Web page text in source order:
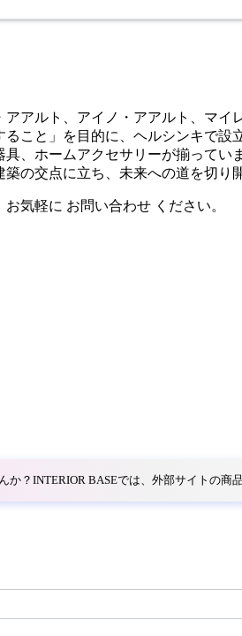
アアルト、アイノ・アアルト、マ
こと」を目的に、ヘルシンキで
、ホームアクセサリーが揃って
の交点に立ち、未来への道を切り
お気軽に お問い合わせ ください。
か？INTERIOR BASEでは、外部サイトの商